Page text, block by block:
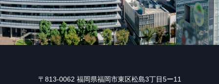
〒813-0062 福岡県福岡市東区松島3丁目5ー11